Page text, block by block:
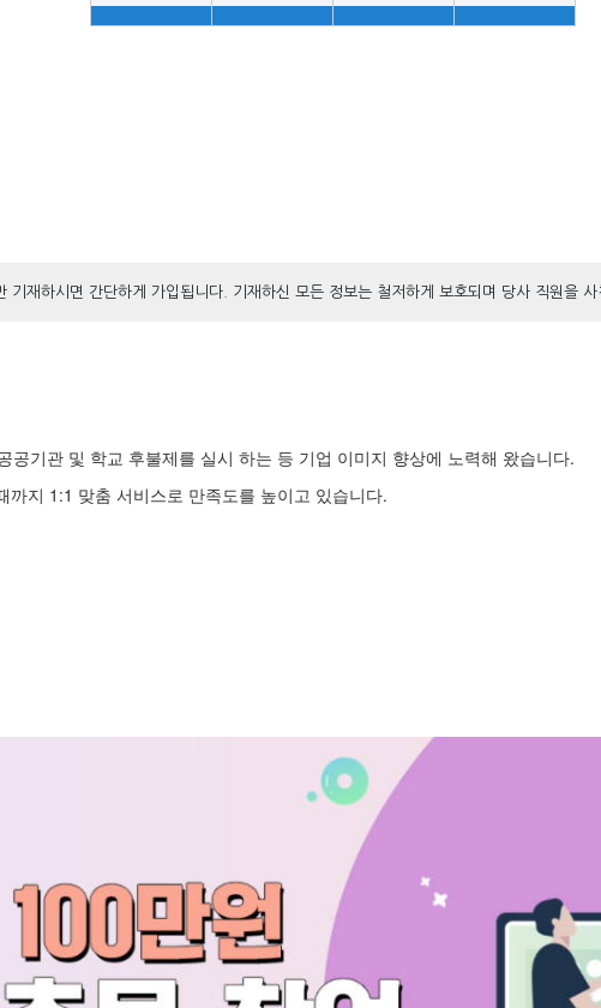
기재하시면 간단하게 가입됩니다. 기재하신 모든 정보는 철저하게 보호되며 당사 직원을
기관 및 학교 후불제를 실시 하는 등 기업 이미지 향상에 노력해 왔습니다.
지 1:1 맞춤 서비스로 만족도를 높이고 있습니다.